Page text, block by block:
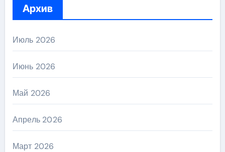
Архив
Июль 2026
Июнь 2026
Май 2026
Апрель 2026
Март 2026